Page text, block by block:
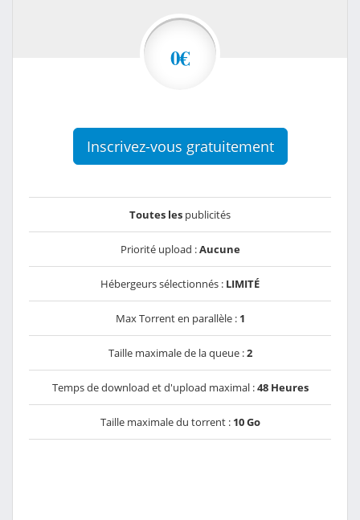
0€
Inscrivez-vous gratuitement
Toutes les publicités
Priorité upload :Aucune
Hébergeurs sélectionnés : LIMITÉ
Max Torrent en parallèle : 1
Taille maximale de la queue :2
Temps de download et d'upload maximal :48 Heures
Taille maximale du torrent : 10 Go